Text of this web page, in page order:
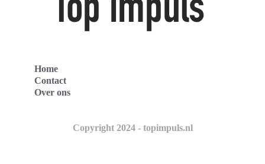
Home
Contact
Over ons
Copyright 2024 - topimpuls.nl